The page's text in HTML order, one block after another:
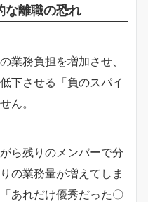
な離職の恐れ
業務負担を増加させ、
下させる「負のスパイ
ん。
ら残りのメンバーで分
の業務量が増えてしま
あれだけ優秀だった〇